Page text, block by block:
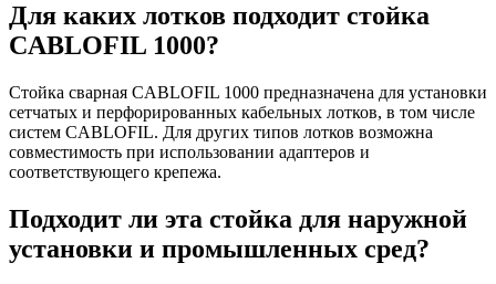
Для каких лотков подходит стойка
CABLOFIL 1000?
Стойка сварная CABLOFIL 1000 предназначена для установки
сетчатых и перфорированных кабельных лотков, в том числе
систем CABLOFIL. Для других типов лотков возможна
совместимость при использовании адаптеров и
соответствующего крепежа.
Подходит ли эта стойка для наружной
установки и промышленных сред?